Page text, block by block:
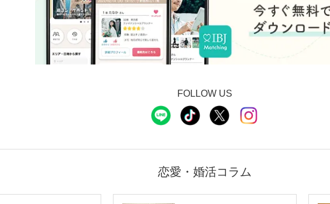
FOLLOW US
恋愛・婚活コラム